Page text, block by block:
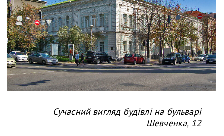
Сучасний вигляд будівлі на бульварі
Шевченка, 12